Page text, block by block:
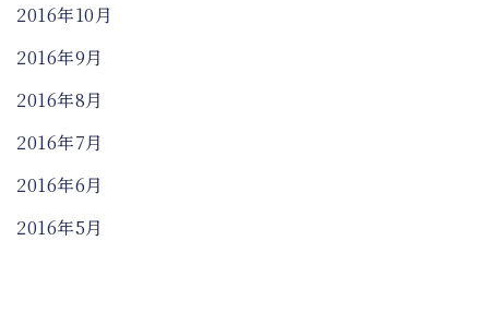
2016年10月
2016年9月
2016年8月
2016年7月
2016年6月
2016年5月